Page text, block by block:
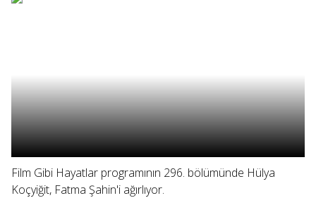
Film Gibi Hayatlar programının 296. bölümünde Hülya
Koçyiğit, Fatma Şahin'i ağırlıyor.